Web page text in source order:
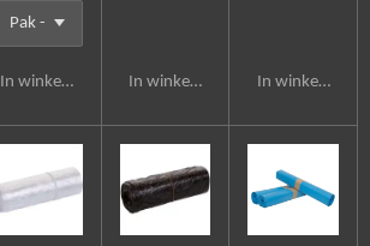
In winkelwagen In winkelwagen In winkelwagen